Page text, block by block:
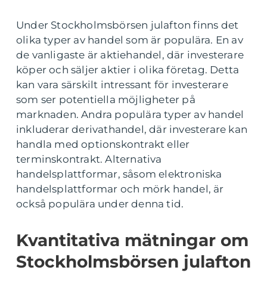
Under Stockholmsbörsen julafton finns det
olika typer av handel som är populära. En av
de vanligaste är aktiehandel, där investerare
köper och säljer aktier i olika företag. Detta
kan vara särskilt intressant för investerare
som ser potentiella möjligheter på
marknaden. Andra populära typer av handel
inkluderar derivathandel, där investerare kan
handla med optionskontrakt eller
terminskontrakt. Alternativa
handelsplattformar, såsom elektroniska
handelsplattformar och mörk handel, är
också populära under denna tid.
Kvantitativa mätningar om
Stockholmsbörsen julafton